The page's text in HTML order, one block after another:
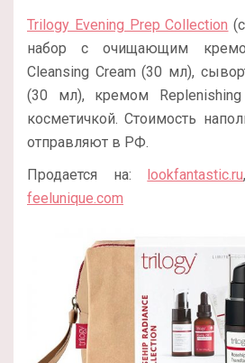
Trilogy Evening Prep Collection
набор с очищающим
Cleansing Cream (30 мл),
(30 мл), кремом
косметичкой. Стоимость
отправляют в РФ.
Продается на: lookfantastic.ru
feelunique.com